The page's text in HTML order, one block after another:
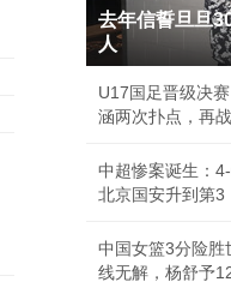
去年信誓旦旦
人
U17国足晋级决
涵两次扑点，再
中超惨案诞生：
北京国安升到第3
中国女篮3分险胜
线无解，杨舒予